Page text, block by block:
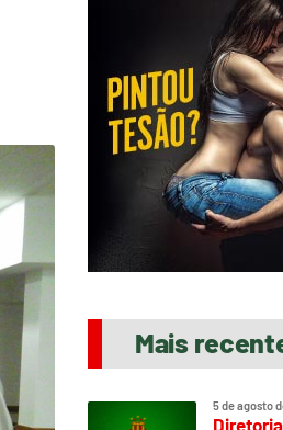
Mais
5 de agosto